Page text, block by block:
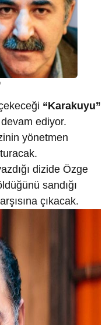
“Karakuyu”
devam ediyor.
yönetmen
dizide Özge
sandığı
çıkacak.